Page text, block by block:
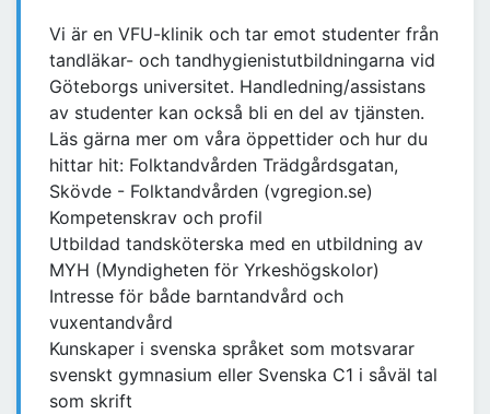
Vi är en VFU-klinik och tar emot studenter från
tandläkar- och tandhygienistutbildningarna vid
Göteborgs universitet. Handledning/assistans
av studenter kan också bli en del av tjänsten.
Läs gärna mer om våra öppettider och hur du
hittar hit: Folktandvården Trädgårdsgatan,
Skövde - Folktandvården (vgregion.se)
Kompetenskrav och profil
Utbildad tandsköterska med en utbildning av
MYH (Myndigheten för Yrkeshögskolor)
Intresse för både barntandvård och
vuxentandvård
Kunskaper i svenska språket som motsvarar
svenskt gymnasium eller Svenska C1 i såväl tal
som skrift